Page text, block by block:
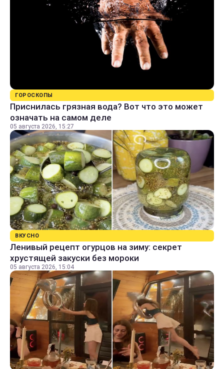
ГОРОСКОПЫ
Приснилась грязная вода? Вот что это может
означать на самом деле
05 августа 2026, 15:27
ВКУСНО
Ленивый рецепт огурцов на зиму: секрет
хрустящей закуски без мороки
05 августа 2026, 15:04